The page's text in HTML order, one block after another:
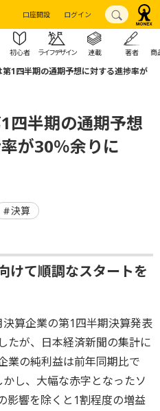
口座開設 ログイン
初心者 ライフデザイン 連載 著者 商
第1四半期の通期予想に対する進捗率が
四半期の通期予想
が30％余りに
決算
けて順調なスタートを
算企業の第1四半期決算発表
たが、日本経済新聞の集計に
業の純利益は前年同期比で
し、大幅な赤字となったソ
影響を除くと1割程度の増益